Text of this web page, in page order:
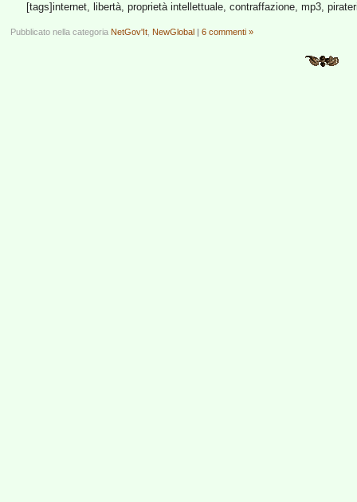
[tags]internet, libertà, proprietà intellettuale, contraffazione, mp3,
Pubblicato nella categoria NetGov'It NewGlobal | 6 commenti »